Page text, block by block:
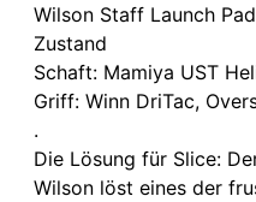
Wilson Staff Launch
Zustand
Schaft: Mamiya UST
Griff: Winn DriTac,
.
Die Lösung für Slice:
Wilson löst eines der